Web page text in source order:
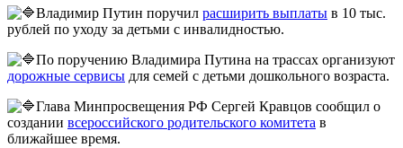
Владимир Путин поручил расширить выплаты в 10 тыс.
рублей по уходу за детьми с инвалидностью.
По поручению Владимира Путина на трассах организуют
дорожные сервисы для семей с детьми дошкольного возраста.
Глава Минпросвещения РФ Сергей Кравцов сообщил о
создании всероссийского родительского комитета в
ближайшее время.